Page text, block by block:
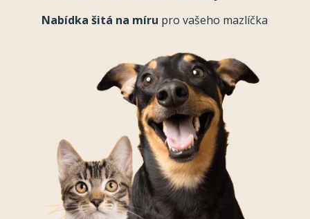
Nabídka šitá na míru pro vašeho mazlíčka